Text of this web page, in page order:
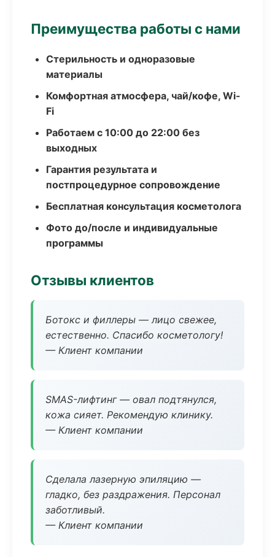
Преимущества работы с нами
Стерильность и одноразовые
материалы
Комфортная атмосфера, чай/кофе, Wi-
Fi
Работаем с 10:00 до 22:00 без
выходных
Гарантия результата и
постпроцедурное сопровождение
Бесплатная консультация косметолога
Фото до/после и индивидуальные
программы
Отзывы клиентов
Ботокс и филлеры — лицо свежее,
естественно. Спасибо косметологу!
— Клиент компании
SMAS-лифтинг — овал подтянулся,
кожа сияет. Рекомендую клинику.
— Клиент компании
Сделала лазерную эпиляцию —
гладко, без раздражения. Персонал
заботливый.
— Клиент компании